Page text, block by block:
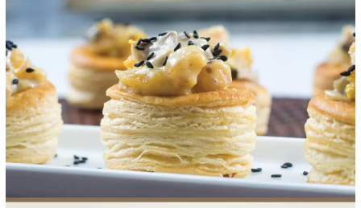
ONDE COMPRAR LOJAS AROSA
DISTRIBUIDORES E
REPRESENTANTES
FOOD SERVICE EMPRESA AGENDA DE CURSOS